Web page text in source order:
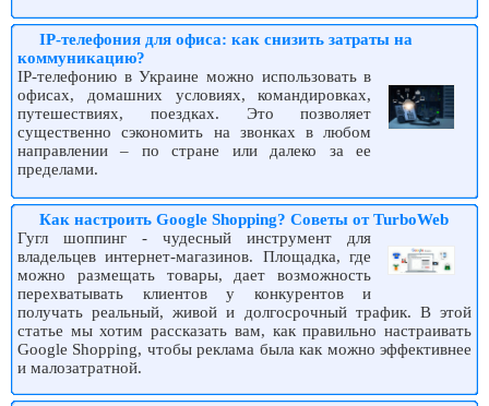
IP-телефония для офиса: как снизить затраты на
коммуникацию?
IP-телефонию в Украине можно использовать в
офисах, домашних условиях, командировках,
путешествиях, поездках. Это позволяет
существенно сэкономить на звонках в любом
направлении – по стране или далеко за ее
пределами.
Как настроить Google Shopping? Советы от TurboWeb
Гугл шоппинг - чудесный инструмент для
владельцев интернет-магазинов. Площадка, где
можно размещать товары, дает возможность
перехватывать клиентов у конкурентов и
получать реальный, живой и долгосрочный трафик. В этой
статье мы хотим рассказать вам, как правильно настраивать
Google Shopping, чтобы реклама была как можно эффективнее
и малозатратной.